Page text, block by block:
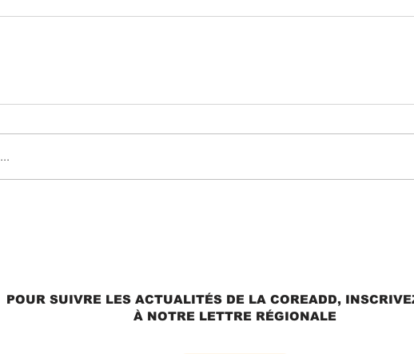
POUR SUIVRE LES ACTUALITÉS DE LA COREADD,
À NOTRE LETTRE RÉGIONALE